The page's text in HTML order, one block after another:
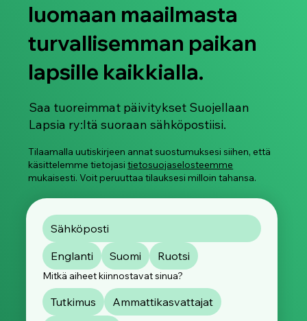
Suojellaan Lapsia ry juhlistaa Pride-
luomaan maailmasta
turvallisemman paikan
lapsille kaikkialla.
Saa tuoreimmat päivitykset Suojellaan
Lapsia ry:ltä suoraan sähköpostiisi.
Tilaamalla uutiskirjeen annat suostumuksesi siihen, että
käsittelemme tietojasitietosuojaselosteemme
mukaisesti. Voit peruuttaa tilauksesi milloin tahansa.
Englanti Suomi Ruotsi
Mitkä aiheet kiinnostavat sinua?
Tutkimus
Ammattikasvattajat